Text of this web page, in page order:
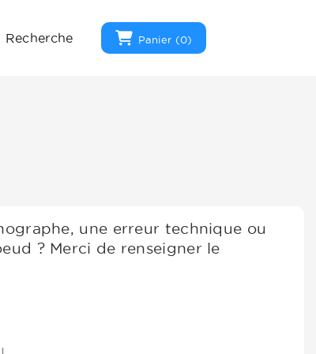
Recherche Panier (0)
une erreur technique ou
? Merci de renseigner le